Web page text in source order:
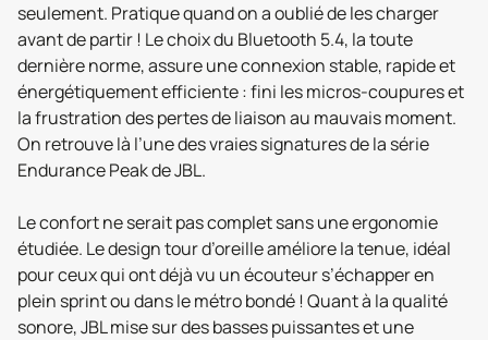
seulement. Pratique quand on a oublié de les charger
avant de partir ! Le choix du Bluetooth 5.4, la toute
dernière norme, assure une connexion stable, rapide et
énergétiquement efficiente : fini les micros-coupures et
la frustration des pertes de liaison au mauvais moment.
On retrouve là l’une des vraies signatures de la série
Endurance Peak de JBL.
Le confort ne serait pas complet sans une ergonomie
étudiée. Le design tour d’oreille améliore la tenue, idéal
pour ceux qui ont déjà vu un écouteur s’échapper en
plein sprint ou dans le métro bondé ! Quant à la qualité
sonore, JBL mise sur des basses puissantes et une